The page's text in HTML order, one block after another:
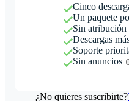
Cinco
Un paquete
Sin atribución
Descargas
Soporte
Sin anuncios
¿No quieres suscribirte?